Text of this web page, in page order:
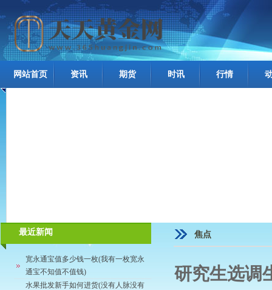
网站首页 资讯 期货 时讯 行情
最近新闻
宽永通宝值多少钱一枚(我有一枚宽永
通宝不知值不值钱)
水果批发新手如何进货(没有人脉没有
焦点
研究生选调